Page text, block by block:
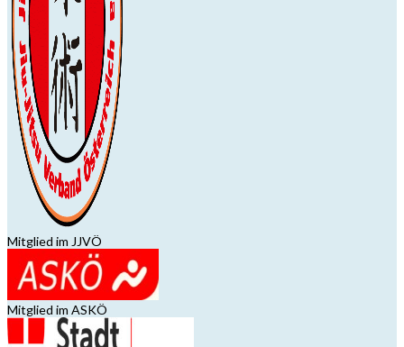
Mitglied im JJVÖ
Mitglied im ASKÖ